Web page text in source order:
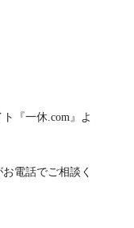
『一休.com』よ
電話でご相談く